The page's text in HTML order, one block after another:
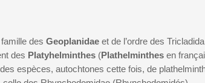
des Geoplanidae et de l’ordre des
des Platyhelminthes (Plathelminthes en
espèces, autochtones cette fois, de